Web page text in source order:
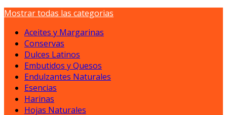
Mostrar todas las categorias
Aceites y Margarinas
Conservas
Dulces Latinos
Embutidos y Quesos
Endulzantes Naturales
Esencias
Harinas
Hojas Naturales